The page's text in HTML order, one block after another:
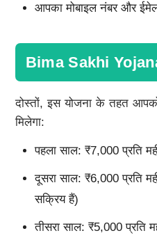
आपका मोबाइल नंबर और
Bima Sakhi
दोस्तों, इस योजना के तहत
मिलेगा:
पहला साल: ₹7,000 प्रति
दूसरा साल: ₹6,000 प्रति
सक्रिय हैं)
तीसरा साल: ₹5,000 प्रति